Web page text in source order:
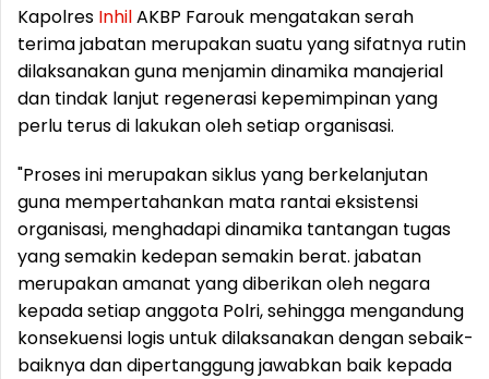
Kapolres InhilAKBP Farouk mengatakan serah
terima jabatan merupakan suatu yang sifatnya rutin
dilaksanakan guna menjamin dinamika manajerial
dan tindak lanjut regenerasi kepemimpinan yang
perlu terus di lakukan oleh setiap organisasi.
"Proses ini merupakan siklus yang berkelanjutan
guna mempertahankan mata rantai eksistensi
organisasi, menghadapi dinamika tantangan tugas
yang semakin kedepan semakin berat. jabatan
merupakan amanat yang diberikan oleh negara
kepada setiap anggota Polri, sehingga mengandung
konsekuensi logis untuk dilaksanakan dengan sebaik-
baiknya dan dipertanggung jawabkan baik kepada